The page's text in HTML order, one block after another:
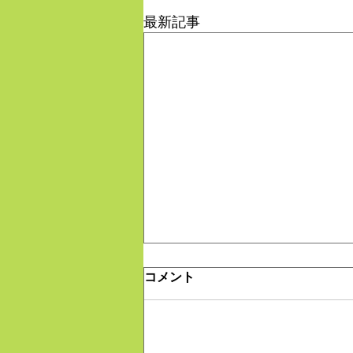
最新記事
コメント